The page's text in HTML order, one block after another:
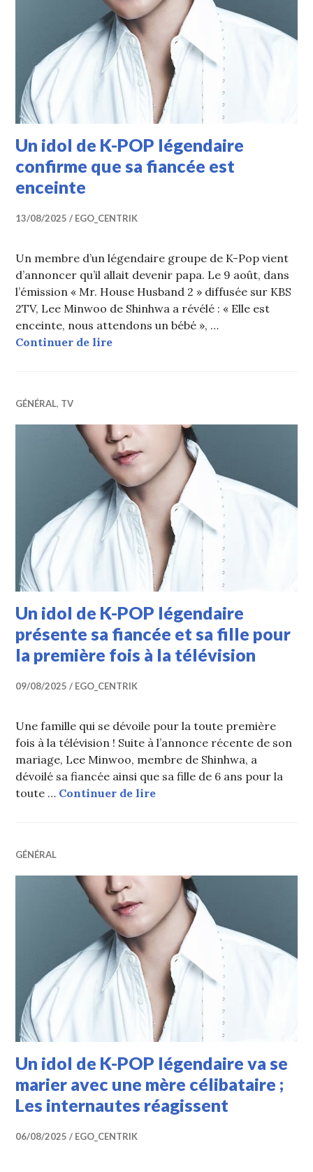
Un idol de K-POP légendaire
confirme que sa fiancée est
enceinte
13/08/2025 EGO_CENTRIK
Un membre d’un légendaire groupe de K-Pop vient
d’annoncer qu’il allait devenir papa. Le 9 août, dans
l’émission « Mr. House Husband 2 » diffusée sur KBS
2TV, Lee Minwoo de Shinhwa a révélé : « Elle est
enceinte, nous attendons un bébé », …
Continuer de lireUn idol de K-POP légendaire
GÉNÉRAL, TV
Un idol de K-POP légendaire
présente sa fiancée et sa fille pour
la première fois à la télévision
09/08/2025 EGO_CENTRIK
Une famille qui se dévoile pour la toute première
fois à la télévision ! Suite à l’annonce récente de son
mariage, Lee Minwoo, membre de Shinhwa, a
dévoilé sa fiancée ainsi que sa fille de 6 ans pour la
toute … Continuer de lireUn idol de K-POP
GÉNÉRAL
Un idol de K-POP légendaire va se
marier avec une mère célibataire ;
Les internautes réagissent
06/08/2025 EGO_CENTRIK